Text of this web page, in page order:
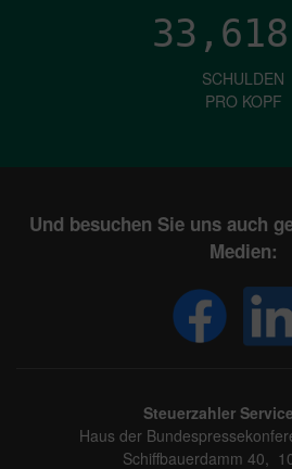
33,618
SCHULDEN
PRO KOPF
Und besuchen Sie uns auch
Medien:
Steuerzahler
Haus der
Schiffbauerdamm 40,